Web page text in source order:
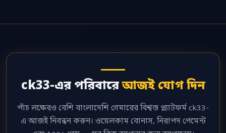
ck33-এর পরিবারেআজই যোগ দিন
পাঁচ লক্ষেরও বেশি বাংলাদেশি গেমারের বিশ্বস্ত প্ল্যাটফর্ম ck33-
এ আজই নিবন্ধন করুন। ওয়েলকাম বোনাস, নিরাপদ পেমেন্ট